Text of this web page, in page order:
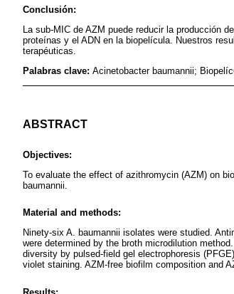
Conclusión:
La sub-MIC de AZM puede reducir la producción
proteínas y el ADN en la biopelícula. Nuestros
terapéuticas.
Palabras clave: Acinetobacter baumannii;
ABSTRACT
Objectives:
To evaluate the effect of azithromycin (AZM) on
baumannii.
Material and methods:
Ninety-six A. baumannii isolates were studied.
were determined by the broth microdilution
diversity by pulsed-field gel electrophoresis
violet staining. AZM-free biofilm composition and